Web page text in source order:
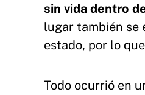
sin vida dentro
lugar también se
estado, por lo
Todo ocurrió en